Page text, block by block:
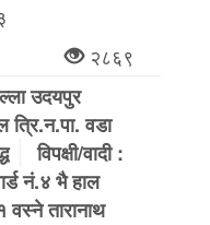
२८६९
उदयपुर
त्रि.न.पा. वडा
विपक्षी/वादी :
नं.४ भै हाल
वस्ने तारानाथ